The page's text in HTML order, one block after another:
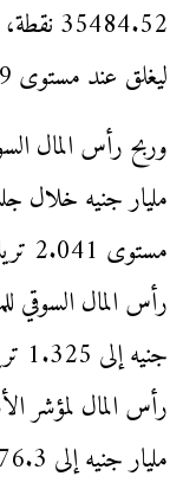
ليغلق عند مستوى 6576.79 نقطة.
مليار جنيه خلال
مليار جنيه إلى 476.3 مليار جنيه بنسبة نمو 4.2%.